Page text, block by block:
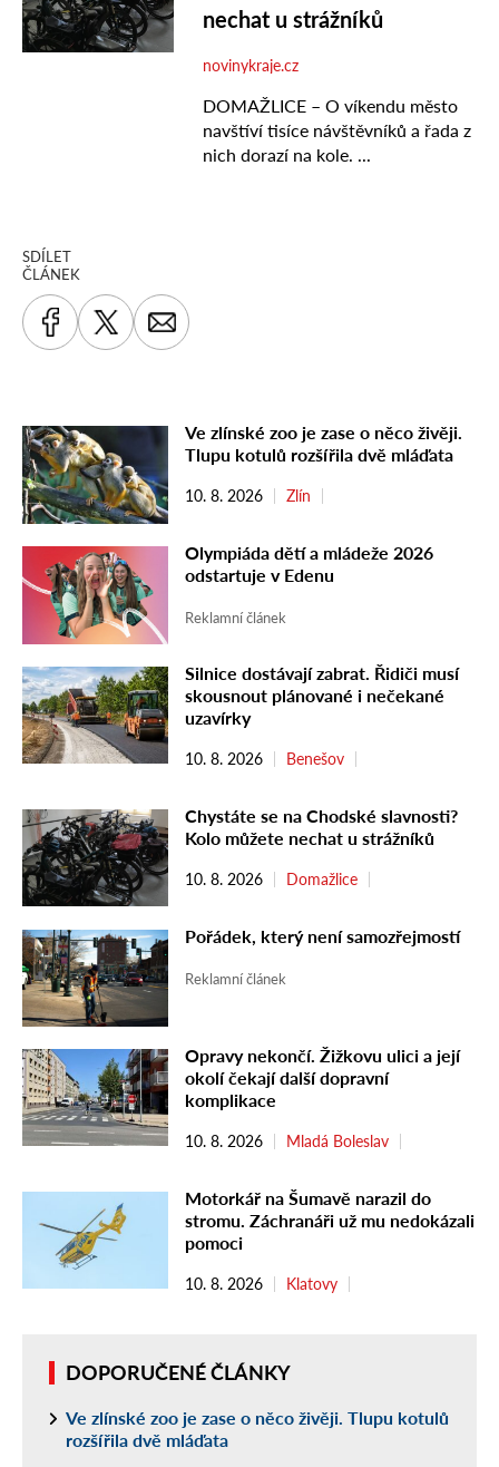
SDÍLET
ČLÁNEK
Ve zlínské zoo je zase o něco živěji.
Tlupu kotulů rozšířila dvě mláďata
10. 8. 2026 Zlín
Olympiáda dětí a mládeže 2026
odstartuje v Edenu
Reklamní článek
Silnice dostávají zabrat. Řidiči musí
skousnout plánované i nečekané
uzavírky
10. 8. 2026 Benešov
Chystáte se na Chodské slavnosti?
Kolo můžete nechat u strážníků
10. 8. 2026 Domažlice
Pořádek, který není samozřejmostí
Reklamní článek
Opravy nekončí. Žižkovu ulici a její
okolí čekají další dopravní
komplikace
10. 8. 2026 Mladá Boleslav
Motorkář na Šumavě narazil do
stromu. Záchranáři už mu nedokázali
pomoci
10. 8. 2026 Klatovy
DOPORUČENÉ ČLÁNKY
Ve zlínské zoo je zase o něco živěji. Tlupu kotulů
rozšířila dvě mláďata